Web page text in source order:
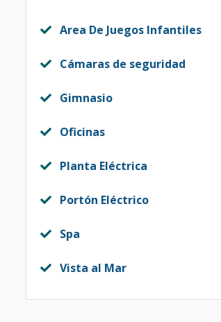
Area De Juegos Infantiles
Cámaras de seguridad
Gimnasio
Oficinas
Planta Eléctrica
Portón Eléctrico
Spa
Vista al Mar